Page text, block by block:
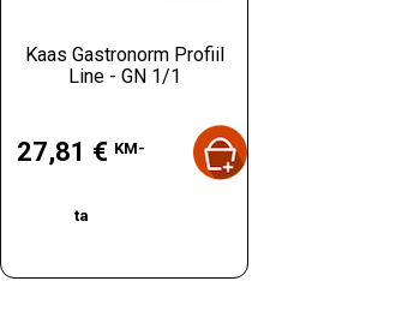
Bac Gastro GN 1/4 Inox -
Sügavus 65 mm - 1,8 L
7,97 €KM-ta
Kaas Gastronorm Profiil
Line - GN 1/1
27,81 € KM-
ta